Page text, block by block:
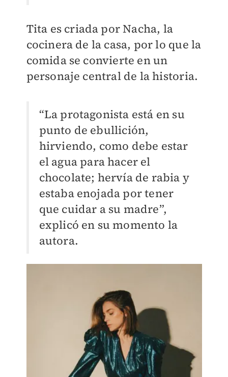
Tita es criada por Nacha, la
cocinera de la casa, por lo que la
comida se convierte en un
personaje central de la historia.
“La protagonista está en su
punto de ebullición,
hirviendo, como debe estar
el agua para hacer el
chocolate; hervía de rabia y
estaba enojada por tener
que cuidar a su madre”,
explicó en su momento la
autora.